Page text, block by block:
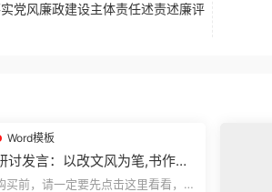
党风廉政建设主体责任述责述廉评
Word模板
讨发言：以改文风为笔,书作风
设“必修课”
买前，请一定要先点击这里看看，欢